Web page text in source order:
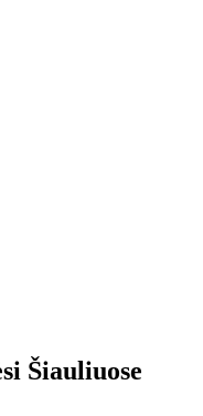
Šiau­liuo­se